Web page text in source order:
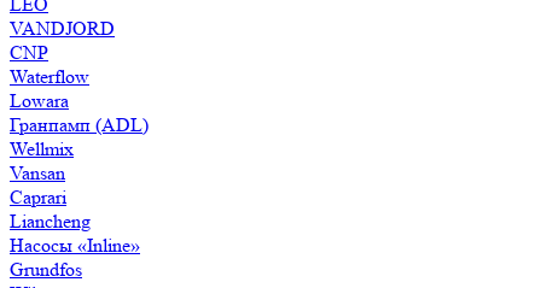
VANDJORD
CNP
Waterflow
Lowara
Гранпамп (ADL)
Wellmix
Vansan
Caprari
Liancheng
Насосы «Inline»
Grundfos